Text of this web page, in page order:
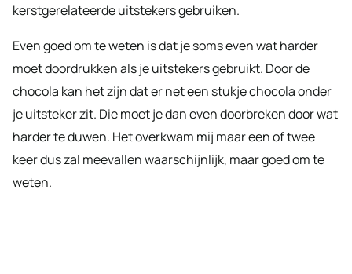
kerstgerelateerde uitstekers gebruiken.
Even goed om te weten is dat je soms even wat harder
moet doordrukken als je uitstekers gebruikt. Door de
chocola kan het zijn dat er net een stukje chocola onder
je uitsteker zit. Die moet je dan even doorbreken door wat
harder te duwen. Het overkwam mij maar een of twee
keer dus zal meevallen waarschijnlijk, maar goed om te
weten.